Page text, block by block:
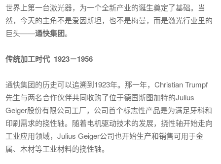
世界上第一台激光器，为一个全新产业的诞生奠定了基础。当
然，今天的主角不是爱因斯坦，也不是梅曼，而是激光行业里的
巨头——通快集团。
传统加工时代 1923－1956
通快集团的历史可以追溯到1923年。那一年，Christian Trumpf
先生与两名合作伙伴共同收购了位于德国斯图加特的Julius
Geiger股份有限公司工厂，公司首个标志性产品是为满足牙科和
印刷需求的挠性轴。随着电机驱动技术的发展，挠性轴开始走向
工业应用领域，Julius Geiger公司也开始生产和销售可用于金
属、木材等工业材料的挠性轴。